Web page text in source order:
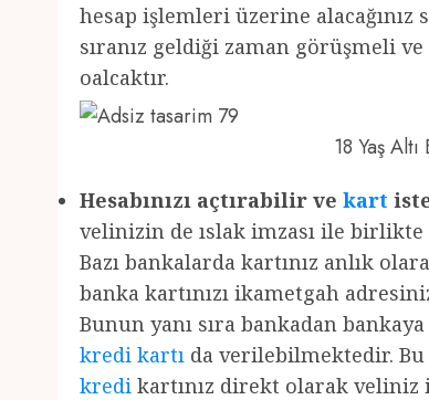
hesap işlemleri üzerine
sıranız geldiği zaman görüşmeli
oalcaktır.
18 Yaş
Hesabınızı açtırabilir ve kart
velinizin de ıslak imzası ile
Bazı bankalarda kartınız anlık
banka kartınızı ikametgah
Bunun yanı sıra bankadan
kredi kartı da verilebilmektedir.
kredi kartınız direkt olarak veliniz